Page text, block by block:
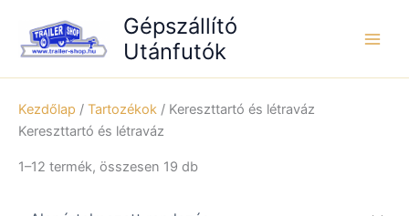
content
Gépszállító
Utánfutók
Kezdőlap / Tartozékok / Kereszttartó és létraváz
Kereszttartó és létraváz
1–12 termék, összesen 19 db